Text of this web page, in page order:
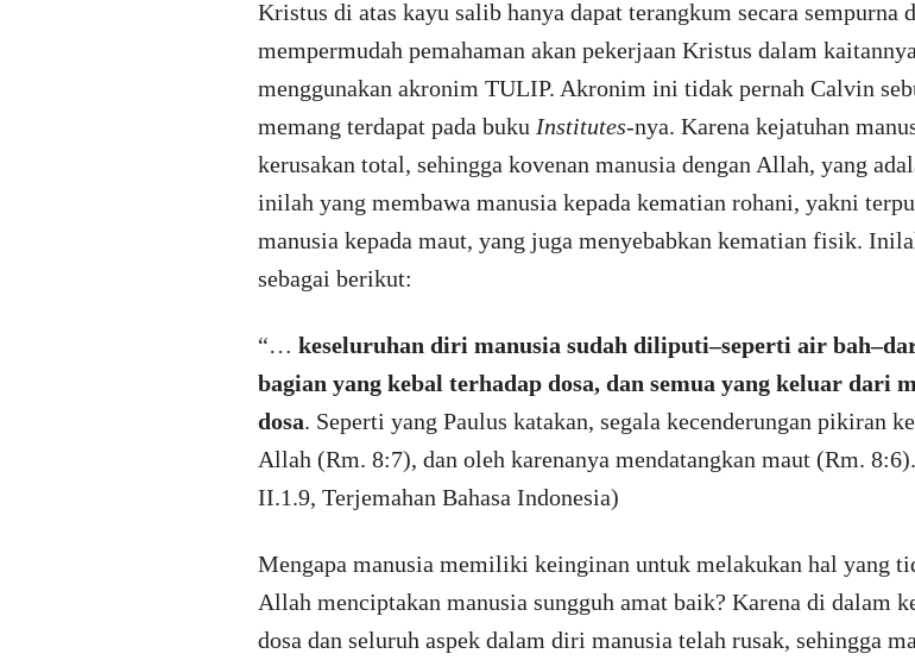
Kristus di atas kayu salib hanya dapat terangkum secara
mempermudah pemahaman akan pekerjaan Kristus dalam
menggunakan akronim TULIP. Akronim ini tidak pernah Calvin
memang terdapat pada buku Institutes-nya. Karena kejatuhan
kerusakan total, sehingga kovenan manusia dengan Allah, yang
inilah yang membawa manusia kepada kematian rohani, yakni
manusia kepada maut, yang juga menyebabkan kematian fisik.
sebagai berikut:
“… keseluruhan diri manusia sudah diliputi–seperti air
bagian yang kebal terhadap dosa, dan semua yang keluar dari
dosa. Seperti yang Paulus katakan, segala kecenderungan pikiran
Allah (Rm. 8:7), dan oleh karenanya mendatangkan maut (Rm.
II.1.9, Terjemahan Bahasa Indonesia)
Mengapa manusia memiliki keinginan untuk melakukan hal yang
Allah menciptakan manusia sungguh amat baik? Karena di dalam
dosa dan seluruh aspek dalam diri manusia telah rusak, sehingga